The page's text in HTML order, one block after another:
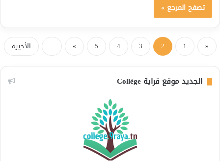
تصفح المرجع »
«
1
2
3
4
5
»
... الأخيرة
الجديد موقع قراية Collège